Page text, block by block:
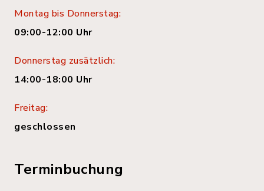
Montag bis Donnerstag:
09:00-12:00 Uhr
Donnerstag zusätzlich:
14:00-18:00 Uhr
Freitag:
geschlossen
Terminbuchung